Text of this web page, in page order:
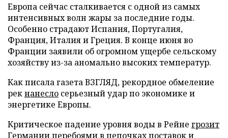
Европа сейчас сталкивается с одной из самых
интенсивных волн жары за последние годы.
Особенно страдают Испания, Португалия,
Франция, Италия и Греция. В конце июня во
Франции заявили об огромном ущербе сельскому
хозяйству из-за аномально высоких температур.
Как писала газета ВЗГЛЯД, рекордное обмеление
рекнанесло серьезный удар по экономике и
энергетике Европы.
Критическое падение уровня воды в Рейне грозит
Германии перебоями в цепочках поставок и